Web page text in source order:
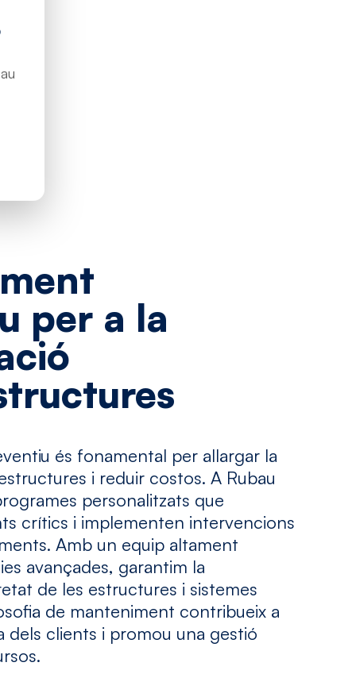
per a la
és fonamental per allargar la
i reduir costos. A Rubau
personalitzats que
crítics i implementen intervencions
Amb un equip altament
avançades, garantim la
de les estructures i sistemes
de manteniment contribueix a
dels clients i promou una gestió